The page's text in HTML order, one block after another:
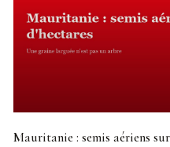
Mauritanie : semis aériens